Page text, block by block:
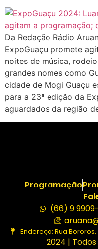
Da Redação Rádio
ExpoGuaçu promete
noites de música,
grandes nomes como
cidade de Mogi Guaçu
para a 23ª edição da
aguardados da região
Programação
(66) 9 9909-
Endereço: Rua
2024 |